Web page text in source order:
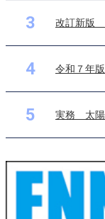
3 改訂新版
4 令和７年
5 実務 太陽